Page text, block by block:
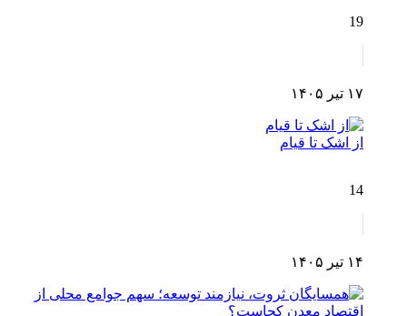
19
۱۷ تیر ۱۴۰۵
از اشک تا قیام
14
۱۴ تیر ۱۴۰۵